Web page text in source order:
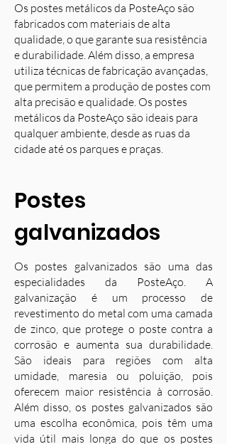
Os postes metálicos da PosteAço são
fabricados com materiais de alta
qualidade, o que garante sua resistência
e durabilidade. Além disso, a empresa
utiliza técnicas de fabricação avançadas,
que permitem a produção de postes com
alta precisão e qualidade. Os postes
metálicos da PosteAço são ideais para
qualquer ambiente, desde as ruas da
cidade até os parques e praças.
Postes
galvanizados
Os postes galvanizados são uma das
especialidades da PosteAço. A
galvanização é um processo de
revestimento do metal com uma camada
de zinco, que protege o poste contra a
corrosão e aumenta sua durabilidade.
São ideais para regiões com alta
umidade, maresia ou poluição, pois
oferecem maior resistência à corrosão.
Além disso, os postes galvanizados são
uma escolha econômica, pois têm uma
vida útil mais longa do que os postes